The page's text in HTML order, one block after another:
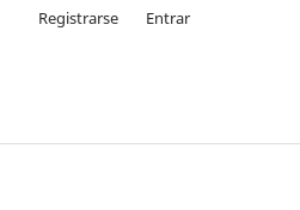
Registrarse Entrar